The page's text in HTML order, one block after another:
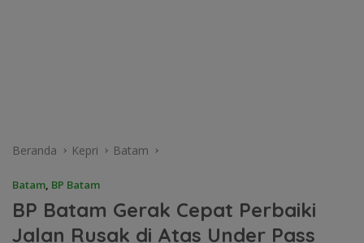
Beranda Kepri Batam
Batam, BP Batam
BP Batam Gerak Cepat Perbaiki
Jalan Rusak di Atas Under Pass